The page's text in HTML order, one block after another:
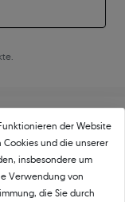
in ganz
der Website
und die unserer
insbesondere um
Verwendung von
die Sie durch